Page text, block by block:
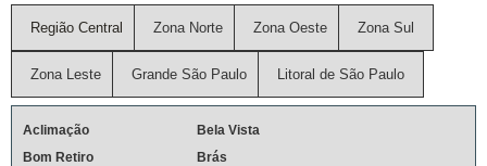
Região Central Zona Norte Zona Oeste Zona Sul
Zona Leste Grande São Paulo Litoral de São Paulo
Aclimação
Bela Vista
Bom Retiro
Brás